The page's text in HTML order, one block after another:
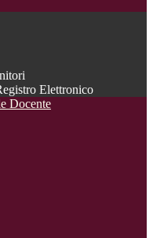
Elettronico
Docente